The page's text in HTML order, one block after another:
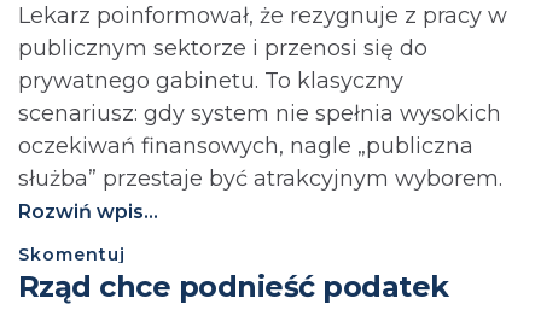
Lekarz poinformował, że rezygnuje z pracy w
publicznym sektorze i przenosi się do
prywatnego gabinetu. To klasyczny
scenariusz: gdy system nie spełnia wysokich
oczekiwań finansowych, nagle „publiczna
służba” przestaje być atrakcyjnym wyborem.
Rozwiń wpis...
Skomentuj
⁨Rząd chce podnieść podatek